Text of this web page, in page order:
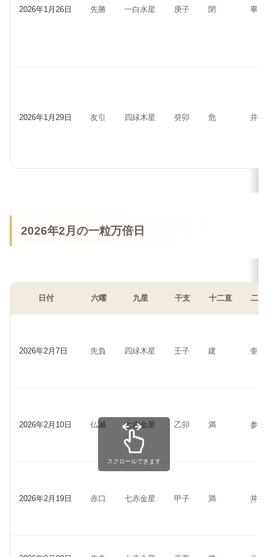
2026年1月26日 先勝 一白水星 庚子 閉 畢
2026年1月29日 友引 四緑木星 癸卯 危 井
2026年2月の一粒万倍日
日付 六曜 九星 干支 十二直 二十
2026年2月7日 先負 四緑木星 壬子 建 奎
2026年2月10日 仏滅 七赤金星 乙卯 満 参
2026年2月19日 赤口 七赤金星 甲子 満 井
スクロールできます